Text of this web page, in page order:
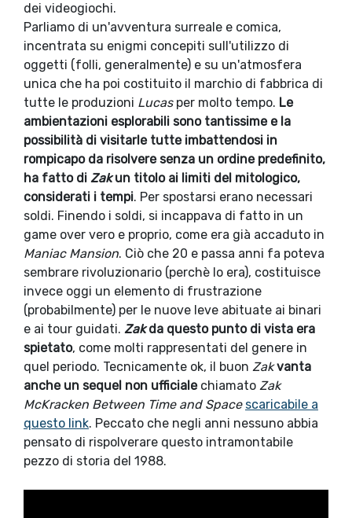
dei videogiochi.
Parliamo di un'avventura surreale e comica,
incentrata su enigmi concepiti sull'utilizzo di
oggetti (folli, generalmente) e su un'atmosfera
unica che ha poi costituito il marchio di fabbrica di
tutte le produzioni Lucasper molto tempo. Le
ambientazioni esplorabili sono tantissime e la
possibilità di visitarle tutte imbattendosi in
rompicapo da risolvere senza un ordine predefinito,
ha fatto di Zakun titolo ai limiti del mitologico,
considerati i tempi. Per spostarsi erano necessari
soldi. Finendo i soldi, si incappava di fatto in un
game over vero e proprio, come era già accaduto in
Maniac Mansion. Ciò che 20 e passa anni fa poteva
sembrare rivoluzionario (perchè lo era), costituisce
invece oggi un elemento di frustrazione
(probabilmente) per le nuove leve abituate ai binari
e ai tour guidati. Zak da questo punto di vista era
spietato, come molti rappresentati del genere in
quel periodo. Tecnicamente ok, il buon Zak vanta
anche un sequel non ufficialechiamato Zak
McKracken Between Time and Space scaricabile a
questo link. Peccato che negli anni nessuno abbia
pensato di rispolverare questo intramontabile
pezzo di storia del 1988.